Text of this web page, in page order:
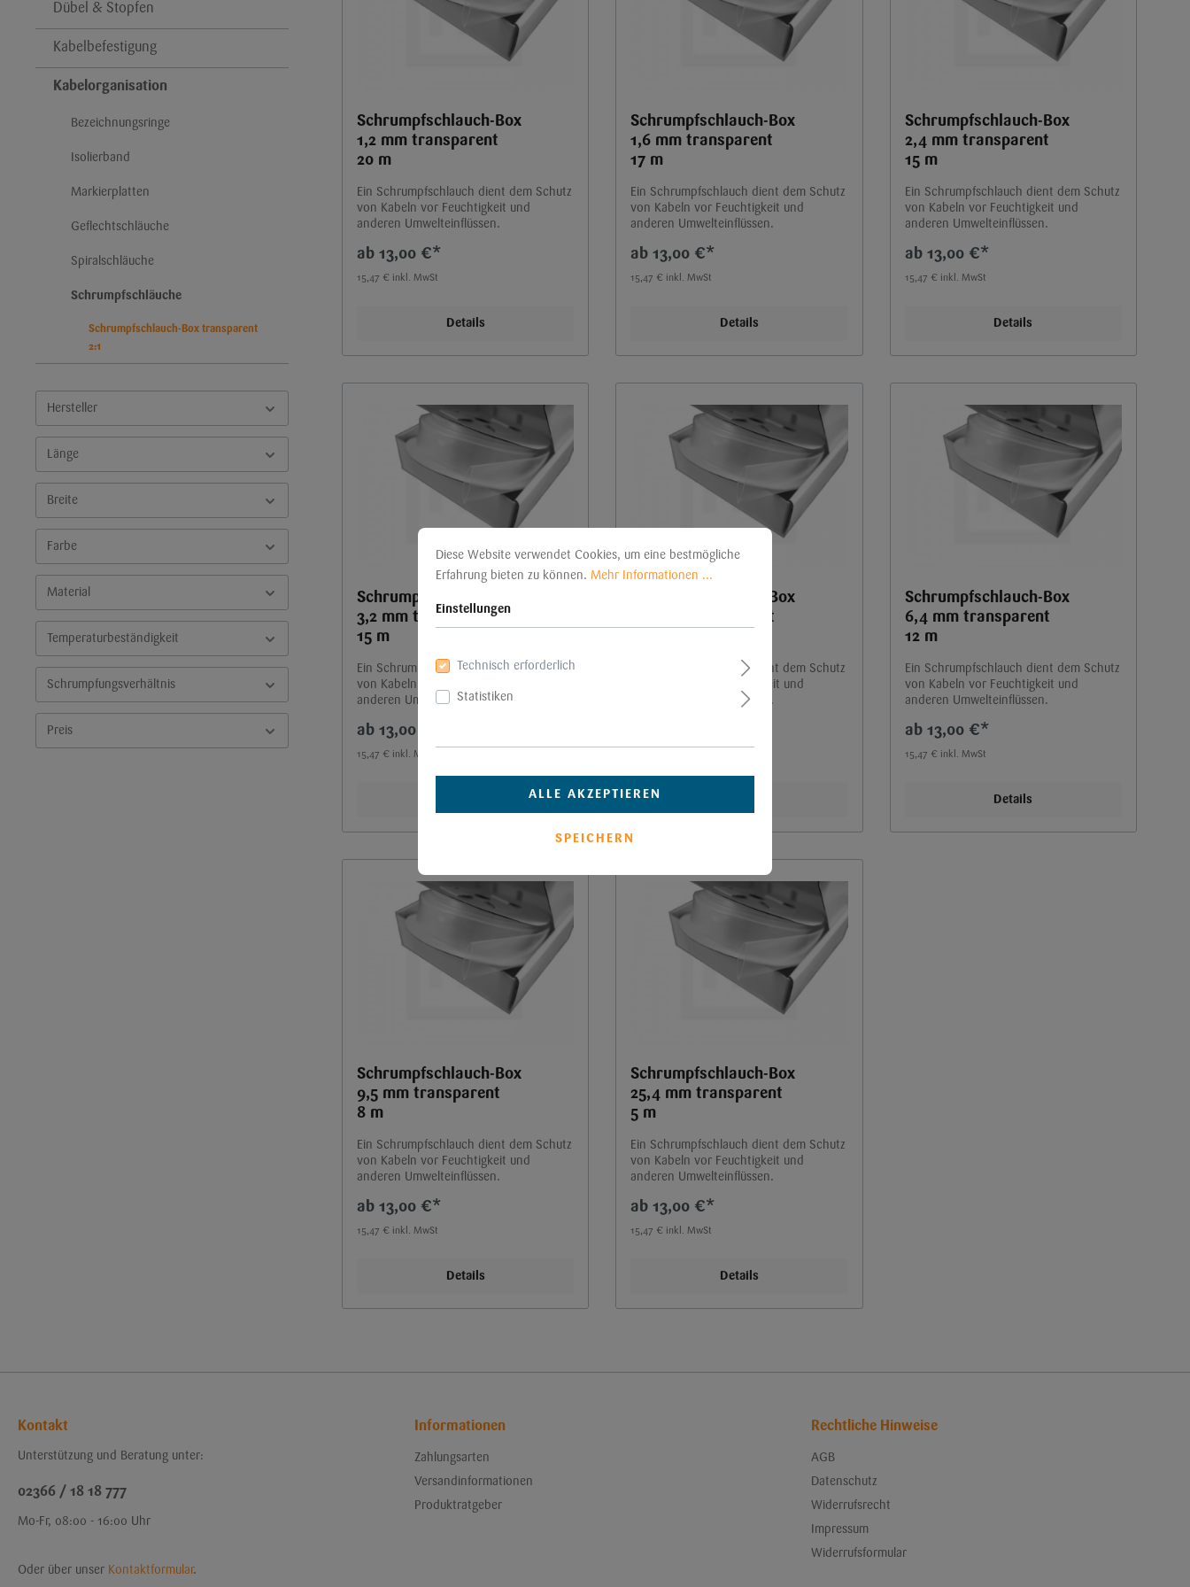
Dübel & Stopfen
Kabelbefestigung
Kabelorganisation
Bezeichnungsringe
Isolierband
Markierplatten
Geflechtschläuche
Spiralschläuche
Schrumpfschläuche
Schrumpfschlauch-Box transparent
2:1
Hersteller
Länge
Breite
Farbe
Material
Temperaturbeständigkeit
Schrumpfungsverhältnis
Preis
Schrumpfschlauch-Box
1,2 mm transparent
20 m
Ein Schrumpfschlauch dient dem Schutz
von Kabeln vor Feuchtigkeit und
anderen Umwelteinflüssen.
13,00 €*
15,47 € inkl. MwSt
Details
Schrumpfschlauch-Box
1,6 mm transparent
17 m
Ein Schrumpfschlauch dient dem Schutz
von Kabeln vor Feuchtigkeit und
anderen Umwelteinflüssen.
13,00 €*
15,47 € inkl. MwSt
Details
Schrumpfschlauch-Box
2,4 mm transparent
15 m
Ein Schrumpfschlauch dient dem Schutz
von Kabeln vor Feuchtigkeit und
anderen Umwelteinflüssen.
13,00 €*
15,47 € inkl. MwSt
Details
Schrumpfschlauch-Box
3,2 mm transparent
15 m
Ein Schrumpfschlauch dient dem Schutz
von Kabeln vor Feuchtigkeit und
anderen Umwelteinflüssen.
13,00 €*
15,47 € inkl. MwSt
Schrumpfschlauch-Box
4,8 mm transparent
Ein Schrumpfschlauch dient dem Schutz
von Kabeln vor Feuchtigkeit und
anderen Umwelteinflüssen.
Schrumpfschlauch-Box
6,4 mm transparent
12 m
Ein Schrumpfschlauch dient dem Schutz
von Kabeln vor Feuchtigkeit und
anderen Umwelteinflüssen.
13,00 €*
15,47 € inkl. MwSt
Details
Schrumpfschlauch-Box
9,5 mm transparent
8 m
Ein Schrumpfschlauch dient dem Schutz
von Kabeln vor Feuchtigkeit und
anderen Umwelteinflüssen.
13,00 €*
15,47 € inkl. MwSt
Details
Schrumpfschlauch-Box
25,4 mm transparent
5 m
Ein Schrumpfschlauch dient dem Schutz
von Kabeln vor Feuchtigkeit und
anderen Umwelteinflüssen.
13,00 €*
15,47 € inkl. MwSt
Details
Kontakt
Unterstützung und Beratung unter:
02366 / 18 18 777
Mo-Fr, 08:00 - 16:00 Uhr
Oder über unser Kontaktformular.
Informationen
Zahlungsarten
Versandinformationen
Produktratgeber
Rechtliche Hinweise
AGB
Datenschutz
Widerrufsrecht
Impressum
Widerrufsformular
Diese Website verwendet Cookies, um eine bestmögliche
Erfahrung bieten zu können. Mehr Informationen ...
Einstellungen
Technisch erforderlich
Statistiken
ALLE AKZEPTIEREN
SPEICHERN